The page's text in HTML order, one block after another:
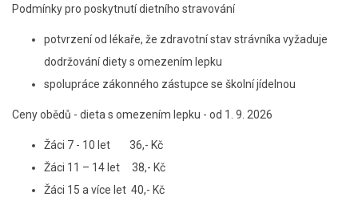
Podmínky pro poskytnutí dietního stravování
potvrzení od lékaře, že zdravotní stav strávníka vyžaduje
dodržování diety s omezením lepku
spolupráce zákonného zástupce se školní jídelnou
Ceny obědů - dieta s omezením lepku - od 1. 9. 2026
Žáci 7 - 10 let 36,- Kč
Žáci 11 – 14 let 38,- Kč
Žáci 15 a více let 40,- Kč